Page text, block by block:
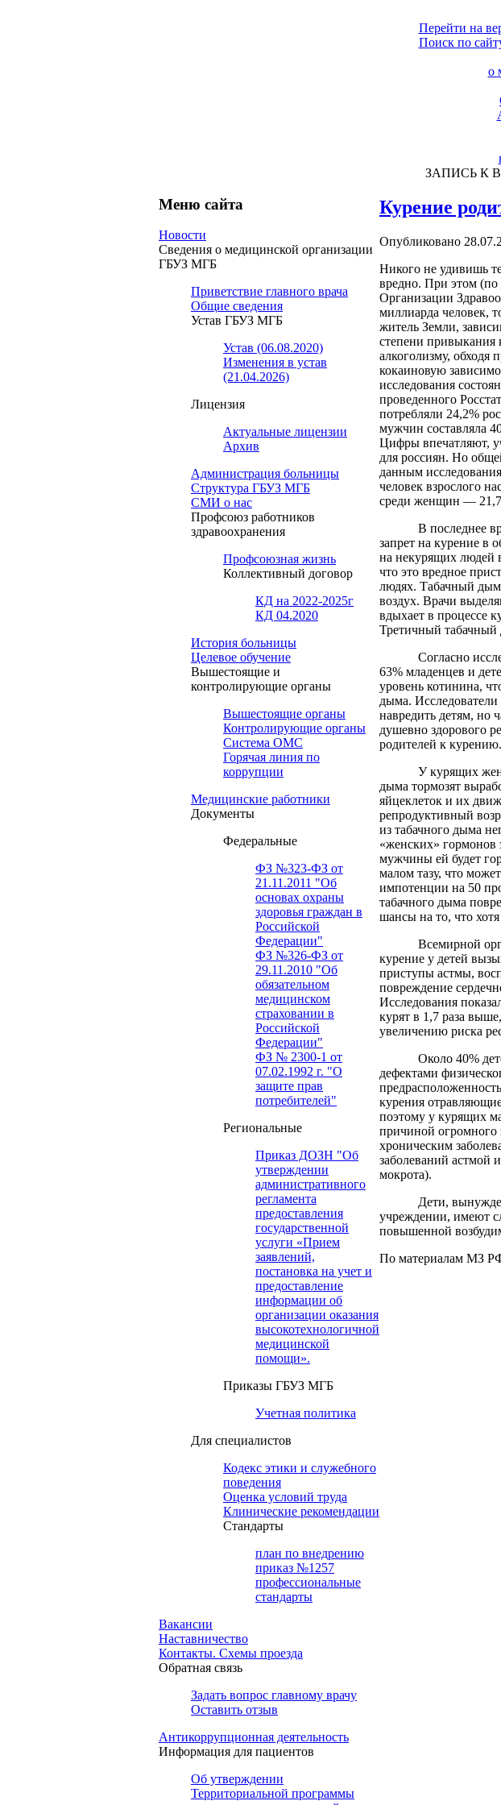
Перейти на
Поиск по
о
ЗАПИСЬ К
Меню сайта
Новости
Сведения о медицинской организации
ГБУЗ МГБ
Приветствие главного врача
Общие сведения
Устав ГБУЗ МГБ
Устав (06.08.2020)
Изменения в устав
(21.04.2026)
Лицензия
Актуальные лицензии
Архив
Администрация больницы
Структура ГБУЗ МГБ
СМИ о нас
Профсоюз работников
здравоохранения
Профсоюзная жизнь
Коллективный договор
КД на 2022-2025г
КД 04.2020
История больницы
Целевое обучение
Вышестоящие и
контролирующие органы
Вышестоящие органы
Контролирующие органы
Система ОМС
Горячая линия по
коррупции
Медицинские работники
Документы
Федеральные
ФЗ №323-ФЗ от
21.11.2011 "Об
основах охраны
здоровья граждан в
Российской
Федерации"
ФЗ №326-ФЗ от
29.11.2010 "Об
обязательном
медицинском
страховании в
Российской
Федерации"
ФЗ № 2300-1 от
07.02.1992 г. "О
защите прав
потребителей"
Региональные
Приказ ДОЗН "Об
утверждении
административного
регламента
предоставления
государственной
услуги «Прием
заявлений,
постановка на учет и
предоставление
информации об
организации оказания
высокотехнологичной
медицинской
помощи».
Приказы ГБУЗ МГБ
Учетная политика
Для специалистов
Кодекс этики и служебного
поведения
Оценка условий труда
Клинические рекомендации
Cтандарты
план по внедрению
приказ №1257
профессиональные
стандарты
Вакансии
Наставничество
Контакты. Схемы проезда
Обратная связь
Задать вопрос главному врачу
Оставить отзыв
Антикоррупционная деятельность
Информация для пациентов
Об утверждении
Территориальной программы
Курение
Опубликовано
Никого не удивишь
вредно. При этом
Организации
миллиарда человек,
житель Земли,
степени привыкания
алкоголизму, обходя
кокаиновую
исследования
проведенного
потребляли 24,2%
мужчин составляла
Цифры впечатляют,
для россиян. Но
данным
человек взрослого
среди женщин —
В последнее
запрет на курение в
на некурящих людей
что это вредное
людях. Табачный дым
воздух. Врачи
вдыхает в процессе
Третичный табачный
Согласно
63% младенцев и
уровень котинина,
дыма.
навредить детям, но
душевно здорового
родителей к курению.
У курящих
дыма тормозят
яйцеклеток и их
репродуктивный
из табачного дыма
«женских» гормонов
мужчины ей будет
малом тазу, что
импотенции на 50
табачного дыма
шансы на то, что
Всемирной
курение у детей
приступы астмы,
повреждение
Исследования
курят в 1,7 раза
увеличению риска
Около 40%
дефектами
курения
поэтому у курящих
причиной огромного
хроническим
заболеваний астмой
мокрота).
Дети,
учреждении, имеют
повышенной
По материалам МЗ